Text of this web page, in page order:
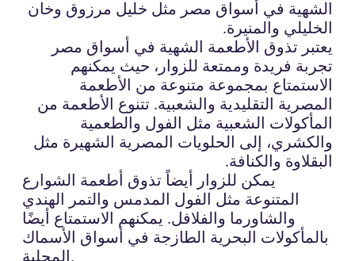
الشهية في أسواق مصر مثل خليل مرزوق وخان
الخليلي والمنيرة.
يعتبر تذوق الأطعمة الشهية في أسواق مصر
تجربة فريدة وممتعة للزوار، حيث يمكنهم
الاستمتاع بمجموعة متنوعة من الأطعمة
المصرية التقليدية والشعبية. تتنوع الأطعمة من
المأكولات الشعبية مثل الفول والطعمية
والكشري، إلى الحلويات المصرية الشهيرة مثل
البقلاوة والكنافة.
يمكن للزوار أيضاً تذوق أطعمة الشوارع
المتنوعة مثل الفول المدمس والتمر الهندي
والشاورما والفلافل. يمكنهم الاستمتاع أيضًا
بالمأكولات البحرية الطازجة في أسواق الأسماك
المحلية.